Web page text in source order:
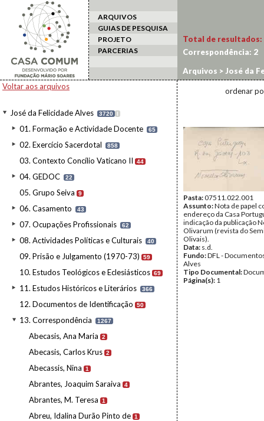
ARQUIVOS
GUIAS DE PESQUISA
PROJETO
PARCERIAS
Voltar aos arquivos
José da Felicidade Alves 3720 I
01. Formação e Actividade Docente 65
02. Exercício Sacerdotal 858
03. Contexto Concílio Vaticano II 44
04. GEDOC 22
05. Grupo Seiva 9
06. Casamento 43
07. Ocupações Profissionais 62
08. Actividades Políticas e Culturais 40
09. Prisão e Julgamento (1970-73) 59
10. Estudos Teológicos e Eclesiásticos 69
11. Estudos Históricos e Literários 366
12. Documentos de Identificação 50
13. Correspondência 1267
Abecasis, Ana Maria 2
Abecasis, Carlos Krus 2
Abecassis, Nina 1
Abrantes, Joaquim Saraiva 4
Abrantes, M. Teresa 1
Abreu, Idalina Durão Pinto de 1
Total de resultados:
Correspondência: 2
Arquivos > José da
ordenar
Pasta:07511.022.001
Assunto:Nota de papel
endereço da Casa
indicação da publicação
Olivarum (revista do
Olivais).
Data: s.d.
Fundo:DFL -
Alves
Tipo Documental:
Página(s): 1